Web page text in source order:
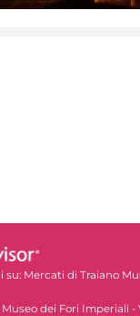
su: Mercati di Traiano
dei Fori Imperiali -